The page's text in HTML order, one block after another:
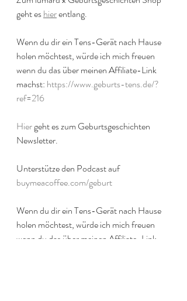
geht es hier entlang.
Wenn du dir ein Tens-Gerät nach Hause
holen möchtest, würde ich mich freuen
wenn du das über meinen Affiliate-Link
machst: https://www.geburts-tens.de/?
ref=216
Hier geht es zum Geburtsgeschichten
Newsletter.
Unterstütze den Podcast auf
buymeacoffee.com/geburt
Wenn du dir ein Tens-Gerät nach Hause
holen möchtest, würde ich mich freuen
wenn du das über meinen Affiliate-Link